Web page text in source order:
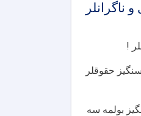
!
حقوقلر
بولمه سه